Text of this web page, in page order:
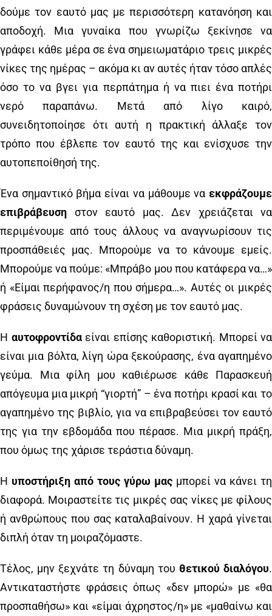
δούμε τον εαυτό μας με περισσότερη κατανόηση και
αποδοχή. Μια γυναίκα που γνωρίζω ξεκίνησε να
γράφει κάθε μέρα σε ένα σημειωματάριο τρεις μικρές
νίκες της ημέρας – ακόμα κι αν αυτές ήταν τόσο απλές
όσο το να βγει για περπάτημα ή να πιει ένα ποτήρι
νερό παραπάνω. Μετά από λίγο καιρό,
συνειδητοποίησε ότι αυτή η πρακτική άλλαξε τον
τρόπο που έβλεπε τον εαυτό της και ενίσχυσε την
αυτοπεποίθησή της.
Ένα σημαντικό βήμα είναι να μάθουμε να εκφράζουμε
επιβράβευση στον εαυτό μας. Δεν χρειάζεται να
περιμένουμε από τους άλλους να αναγνωρίσουν τις
προσπάθειές μας. Μπορούμε να το κάνουμε εμείς.
Μπορούμε να πούμε: «Μπράβο μου που κατάφερα να…»
ή «Είμαι περήφανος/η που σήμερα…». Αυτές οι μικρές
φράσεις δυναμώνουν τη σχέση με τον εαυτό μας.
Η αυτοφροντίδαείναι επίσης καθοριστική. Μπορεί να
είναι μια βόλτα, λίγη ώρα ξεκούρασης, ένα αγαπημένο
γεύμα. Μια φίλη μου καθιέρωσε κάθε Παρασκευή
απόγευμα μια μικρή “γιορτή” – ένα ποτήρι κρασί και το
αγαπημένο της βιβλίο, για να επιβραβεύσει τον εαυτό
της για την εβδομάδα που πέρασε. Μια μικρή πράξη,
που όμως της χάρισε τεράστια δύναμη.
Η υποστήριξη από τους γύρω μας μπορεί να κάνει τη
διαφορά. Μοιραστείτε τις μικρές σας νίκες με φίλους
ή ανθρώπους που σας καταλαβαίνουν. Η χαρά γίνεται
διπλή όταν τη μοιραζόμαστε.
Τέλος, μην ξεχνάτε τη δύναμη του θετικού διαλόγου.
Αντικαταστήστε φράσεις όπως «δεν μπορώ» με «θα
προσπαθήσω» και «είμαι άχρηστος/η» με «μαθαίνω και